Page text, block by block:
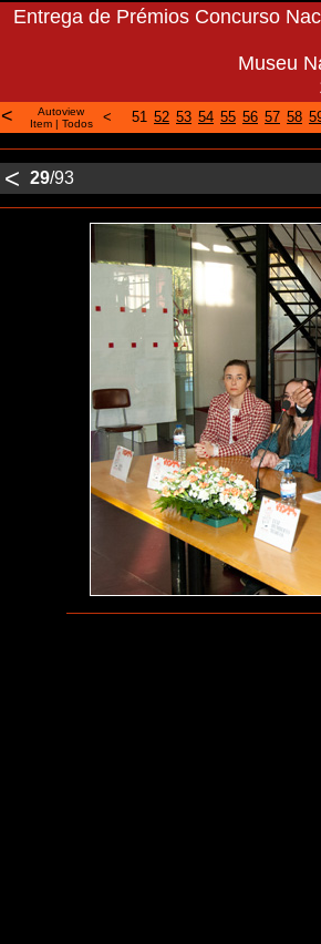
Entrega de Prémios Concurso
Museu
<
Autoview
Item| Todos < 51 52 53 54 55 56 57 58
< 29/93